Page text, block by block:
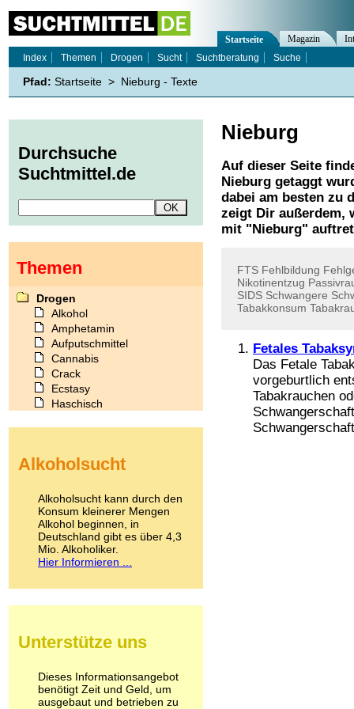
Nieburg
Auf dieser Seite
Nieburg getaggt
dabei am besten zu
zeigt Dir außerdem,
mit " Nieburg"
FTS Fehlbildung
Nikotinentzug
SIDS Schwangere
Tabakkonsum
Fetales
Das Fetale
vorgeburtlich
Tabakrauchen
Startseite Magazin
Index
Themen Drogen Sucht Suchtberatung Suche
Pfad: Startseite > Nieburg - Texte
Durchsuche
Suchtmittel.de
Themen
Drogen
Alkohol
Amphetamin
Aufputschmittel
Cannabis
Crack
Ecstasy
Haschisch
Kokain
LSD
Marihuana
Medikamente
Meskalin
Metamphetamin
Methadon
Pilze
Psychopharmaka
Schlafmittel
Schmerzmittel
Alkoholsucht
Alkoholsucht kann durch den
Konsum kleinerer Mengen
Alkohol beginnen, in
Deutschland gibt es über 4,3
Mio. Alkoholiker.
Hier Informieren ...
Unterstütze uns
Dieses Informationsangebot
benötigt Zeit und Geld, um
ausgebaut und betrieben zu